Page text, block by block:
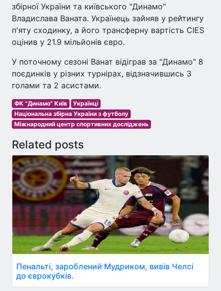
збірної України та київського "Динамо"
Владислава Ваната. Українець зайняв у рейтингу
п'яту сходинку, а його трансферну вартість CIES
оцінив у 21.9 мільйонів євро.
У поточному сезоні Ванат відіграв за "Динамо" 8
поєдинків у різних турнірах, відзначившись 3
голами та 2 асистами.
ФК "Динамо" Київ
Українці
Національна збірна України з футболу
Міжнародний центр спортивних досліджень
Related posts
Пенальті, зароблений Мудриком, вивів Челсі
до єврокубків.